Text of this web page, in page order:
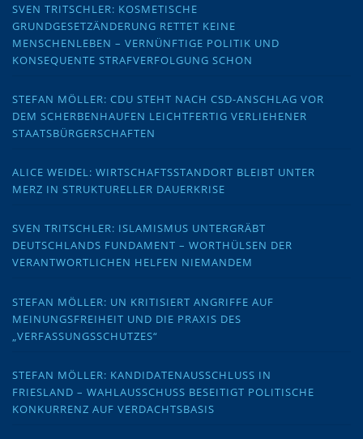
SVEN TRITSCHLER: KOSMETISCHE
GRUNDGESETZÄNDERUNG RETTET KEINE
MENSCHENLEBEN – VERNÜNFTIGE POLITIK UND
KONSEQUENTE STRAFVERFOLGUNG SCHON
STEFAN MÖLLER: CDU STEHT NACH CSD-ANSCHLAG VOR
DEM SCHERBENHAUFEN LEICHTFERTIG VERLIEHENER
STAATSBÜRGERSCHAFTEN
ALICE WEIDEL: WIRTSCHAFTSSTANDORT BLEIBT UNTER
MERZ IN STRUKTURELLER DAUERKRISE
SVEN TRITSCHLER: ISLAMISMUS UNTERGRÄBT
DEUTSCHLANDS FUNDAMENT – WORTHÜLSEN DER
VERANTWORTLICHEN HELFEN NIEMANDEM
STEFAN MÖLLER: UN KRITISIERT ANGRIFFE AUF
MEINUNGSFREIHEIT UND DIE PRAXIS DES
„VERFASSUNGSSCHUTZES“
STEFAN MÖLLER: KANDIDATENAUSSCHLUSS IN
FRIESLAND – WAHLAUSSCHUSS BESEITIGT POLITISCHE
KONKURRENZ AUF VERDACHTSBASIS